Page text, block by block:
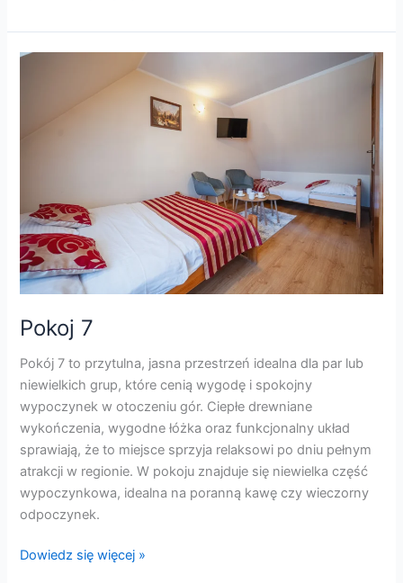
Pokoj 7
Pokój 7 to przytulna, jasna przestrzeń idealna dla par lub
niewielkich grup, które cenią wygodę i spokojny
wypoczynek w otoczeniu gór. Ciepłe drewniane
wykończenia, wygodne łóżka oraz funkcjonalny układ
sprawiają, że to miejsce sprzyja relaksowi po dniu pełnym
atrakcji w regionie. W pokoju znajduje się niewielka część
wypoczynkowa, idealna na poranną kawę czy wieczorny
odpoczynek.
Pokoj
Dowiedz się więcej »